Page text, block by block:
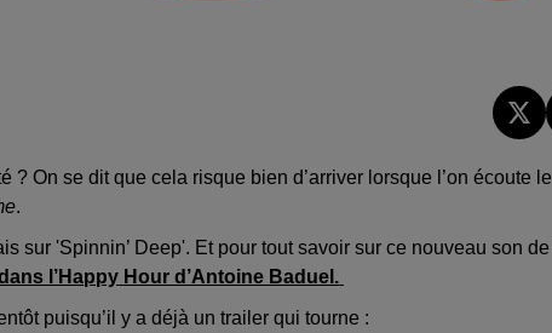
? On se dit que cela risque bien d’arriver lorsque l’on écoute le
.
sur 'Spinnin’ Deep'. Et pour tout savoir sur ce nouveau son de
l’Happy Hour d’Antoine Baduel.
puisqu’il y a déjà un trailer qui tourne :